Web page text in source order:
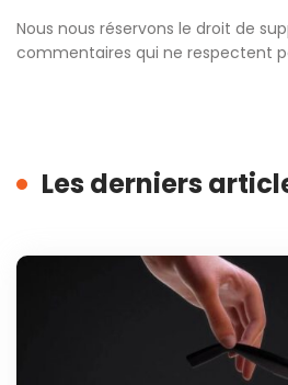
Nous nous réservons le droit de
commentaires qui ne respectent
Les derniers